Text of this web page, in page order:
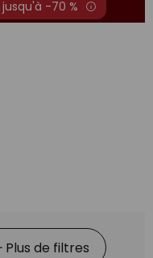
jusqu'à -70 %
Plus de filtres